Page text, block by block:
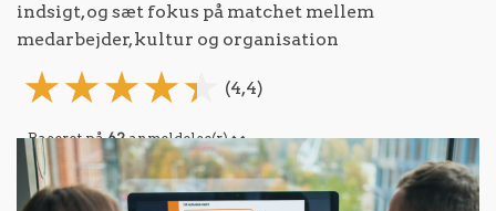
indsigt, og sæt fokus på matchet mellem
medarbejder, kultur og organisation
(4,4)
Baseret på62anmeldelse(r)